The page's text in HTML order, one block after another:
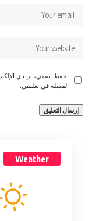
احفظ اسمي، بريدي
المقبلة في تعليقي.
Weather